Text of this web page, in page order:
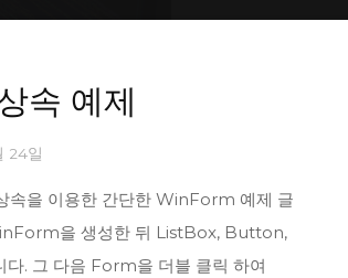
속 예제
24일
속을 이용한 간단한 WinForm 예제 글
을 생성한 뒤 ListBox, Button,
. 그 다음 Form을 더블 클릭 하여